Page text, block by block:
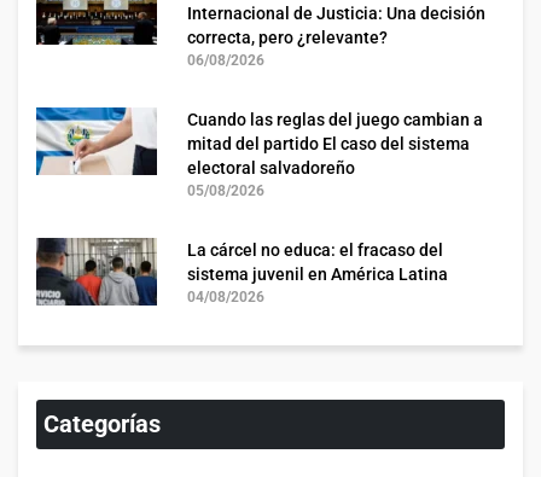
Internacional de Justicia: Una decisión
correcta, pero ¿relevante?
06/08/2026
Cuando las reglas del juego cambian a
mitad del partido El caso del sistema
electoral salvadoreño
05/08/2026
La cárcel no educa: el fracaso del
sistema juvenil en América Latina
04/08/2026
Categorías